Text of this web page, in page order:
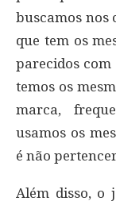
buscamos nos
que tem os
parecidos com
temos os
marca,
usamos os
é não
Além disso, o